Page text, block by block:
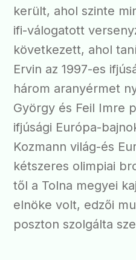
került, ahol szinte
ifi-válogatott
következett, ahol
Ervin az 1997-es
három aranyérmet
György és Feil Imre
ifjúsági Európa-
Kozmann világ-és
kétszeres olimpiai
től a Tolna megyei
elnöke volt, edzői
poszton szolgálta